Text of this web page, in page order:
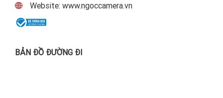
Website: www.ngoccamera.vn
BẢN ĐỒ ĐƯỜNG ĐI